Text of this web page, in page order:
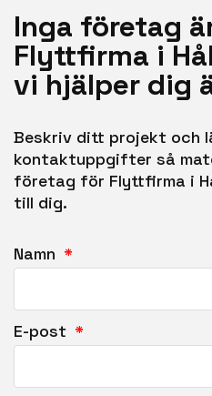
Inga företag
Flyttfirma i
vi hjälper dig
Beskriv ditt projekt och
kontaktuppgifter så
företag för Flyttfirma i
till dig.
Namn
E-post